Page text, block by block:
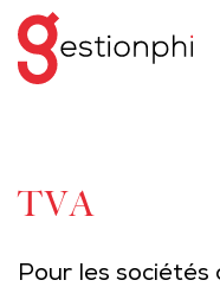
TVA
Pour les